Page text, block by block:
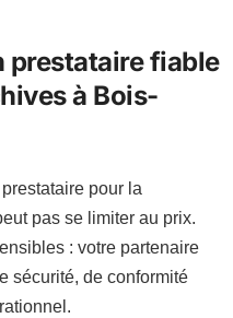
prestataire fiable
à Bois-
pour la
pas se limiter au prix.
: votre partenaire
sécurité, de conformité